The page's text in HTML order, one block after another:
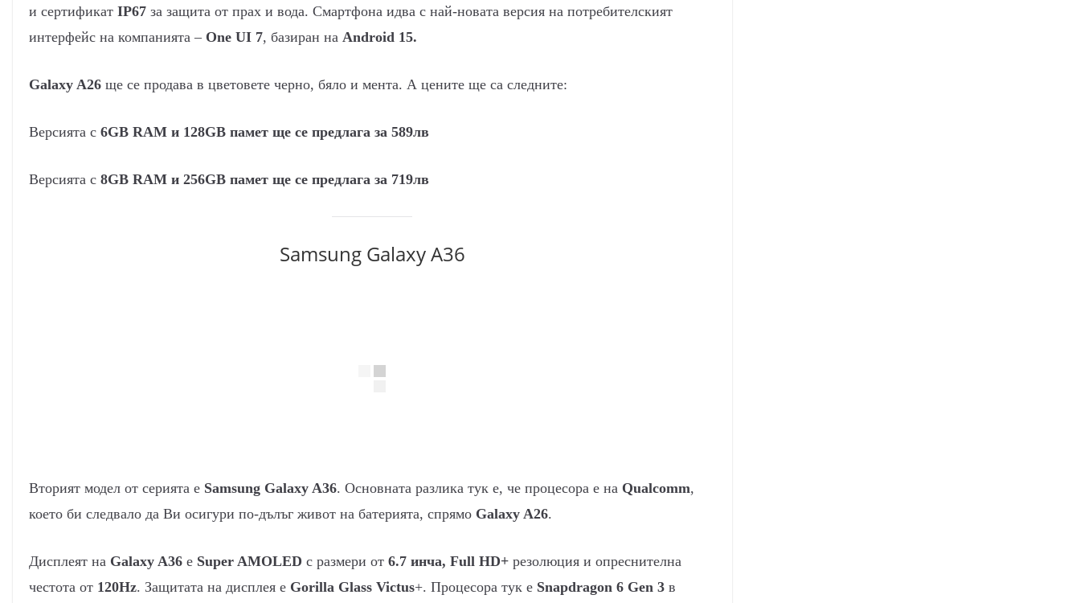
и сертификат IP67 за защита от прах и вода. Смартфона идва с най-новата версия на потребителският
интерфейс на компанията – One UI 7, базиран на Android 15.
Galaxy A26 ще се продава в цветовете черно, бяло и мента. А цените ще са следните:
Версията с 6GB RAM и 128GB памет ще се предлага за 589лв
Версията с 8GB RAM и 256GB памет ще се предлага за 719лв
Samsung Galaxy A36
Вторият модел от серията е Samsung Galaxy A36. Основната разлика тук е, че процесора е на Qualcomm,
което би следвало да Ви осигури по-дълъг живот на батерията, спрямо Galaxy A26.
Дисплеят на Galaxy A36 е Super AMOLED с размери от 6.7 инча, Full HD+ резолюция и опреснителна
честота от 120Hz. Защитата на дисплея е Gorilla Glass Victus+. Процесора тук е Snapdragon 6 Gen 3 в